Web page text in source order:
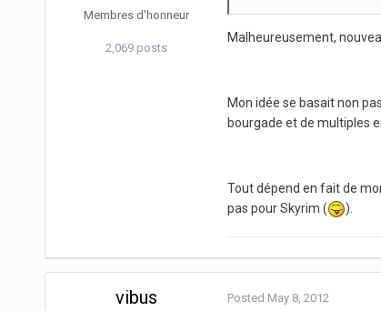
Membres d'honneur
2,069 posts
Malheureusement,
Mon idée se basait non
bourgade et de multiples
Tout dépend en fait de
pas pour Skyrim (
).
vibus Posted May 8, 2012